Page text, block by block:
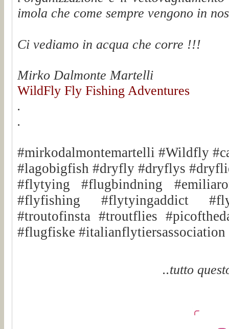
imola che come sempre vengono in
Ci vediamo in acqua che corre !!!
Mirko Dalmonte Martelli
WildFly Fly Fishing Adventures
.
.
#mirkodalmontemartelli #Wildfly
#lagobigfish #dryfly #dryflys
#flytying #flugbindning
#flyfishing #flytyingaddict
#troutofinsta #troutflies
#flugfiske #italianflytiersassociation
..tutto